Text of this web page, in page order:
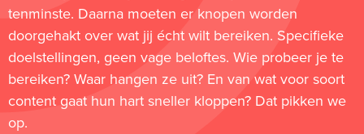
tenminste. Daarna moeten er knopen worden
doorgehakt over wat jij écht wilt bereiken. Specifieke
doelstellingen, geen vage beloftes. Wie probeer je te
bereiken? Waar hangen ze uit? En van wat voor soort
content gaat hun hart sneller kloppen? Dat pikken we
op.